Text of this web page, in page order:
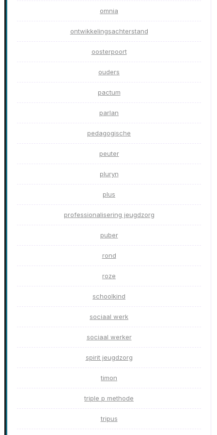
omnia
ontwikkelingsachterstand
oosterpoort
ouders
pactum
parlan
pedagogische
peuter
pluryn
plus
professionalisering jeugdzorg
puber
rond
roze
schoolkind
sociaal werk
sociaal werker
spirit jeugdzorg
timon
triple p methode
tripus